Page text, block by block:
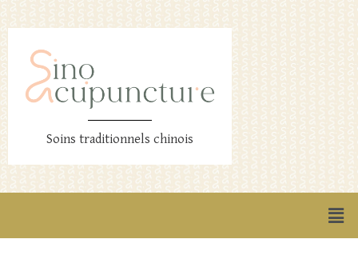
Soins traditionnels chinois